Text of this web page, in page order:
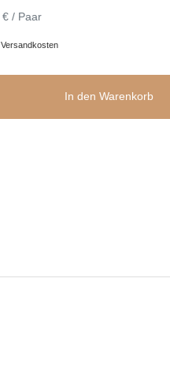
/ Paar
Versandkosten
In den Warenkorb